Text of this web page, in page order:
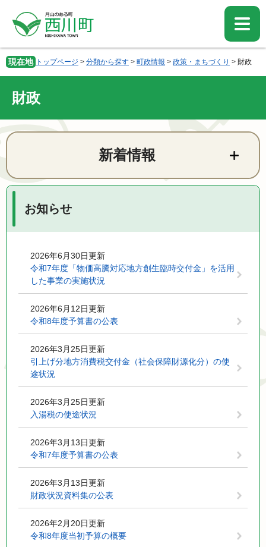
先
頭
す。
を
飛
本
へ
現在地 トップページ > 分類から探す > 町政情報 > 政策・まちづくり > 財政
財政
本
新着情報
お知らせ
2026年6月30日更新
令和7年度「物価高騰対応地方創生臨時交付金」を活用
した事業の実施状況
2026年6月12日更新
令和8年度予算書の公表
2026年3月25日更新
引上げ分地方消費税交付金（社会保障財源化分）の使
途状況
2026年3月25日更新
入湯税の使途状況
2026年3月13日更新
令和7年度予算書の公表
2026年3月13日更新
財政状況資料集の公表
2026年2月20日更新
令和8年度当初予算の概要